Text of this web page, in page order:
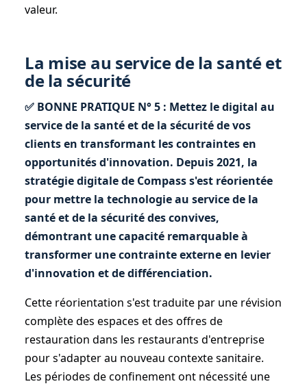
valeur.
La mise au service de la santé et
de la sécurité
✅ BONNE PRATIQUE N° 5 : Mettez le digital au
service de la santé et de la sécurité de vos
clients en transformant les contraintes en
opportunités d'innovation. Depuis 2021, la
stratégie digitale de Compass s'est réorientée
pour mettre la technologie au service de la
santé et de la sécurité des convives,
démontrant une capacité remarquable à
transformer une contrainte externe en levier
d'innovation et de différenciation.
Cette réorientation s'est traduite par une révision
complète des espaces et des offres de
restauration dans les restaurants d'entreprise
pour s'adapter au nouveau contexte sanitaire.
Les périodes de confinement ont nécessité une